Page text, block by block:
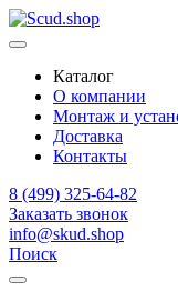
Каталог
О компании
Монтаж и
Доставка
Контакты
8 (499) 325-64-82
Заказать звонок
info@skud.shop
Поиск